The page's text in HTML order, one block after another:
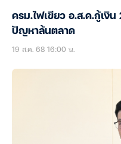
ครม.ไฟเขียว อ.ส.ค.กู้เงิ
ปัญหาล้นตลาด
19 ส.ค. 68 16:00 น.